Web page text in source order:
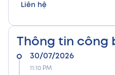
Liên hệ
Thông tin công
30/07/2026
11:10 PM